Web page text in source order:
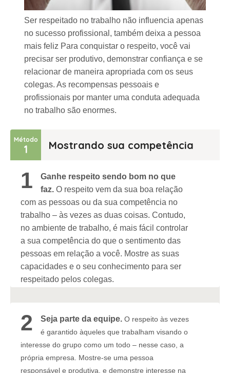
Ser respeitado no trabalho não influencia apenas
no sucesso profissional, também deixa a pessoa
mais feliz Para conquistar o respeito, você vai
precisar ser produtivo, demonstrar confiança e se
relacionar de maneira apropriada com os seus
colegas. As recompensas pessoais e
profissionais por manter uma conduta adequada
no trabalho são enormes.
Método
1 Mostrando sua competência
1
Ganhe respeito sendo bom no que
faz. O respeito vem da sua boa relação
com as pessoas ou da sua competência no
trabalho – às vezes as duas coisas. Contudo,
no ambiente de trabalho, é mais fácil controlar
a sua competência do que o sentimento das
pessoas em relação a você. Mostre as suas
capacidades e o seu conhecimento para ser
respeitado pelos colegas.
2 Seja parte da equipe. O respeito às vezes
é garantido àqueles que trabalham visando o
interesse do grupo como um todo – nesse caso, a
própria empresa.
Mostre-se uma pessoa
responsável e produtiva, e demonstre interesse na